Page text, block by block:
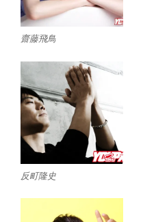
齋藤飛鳥
反町隆史